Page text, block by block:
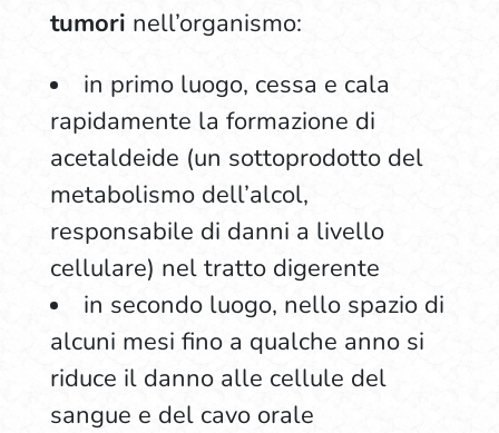
tumori nell’organismo:
in primo luogo, cessa e cala
rapidamente la formazione di
acetaldeide (un sottoprodotto del
metabolismo dell’alcol,
responsabile di danni a livello
cellulare) nel tratto digerente
in secondo luogo, nello spazio di
alcuni mesi fino a qualche anno si
riduce il danno alle cellule del
sangue e del cavo orale